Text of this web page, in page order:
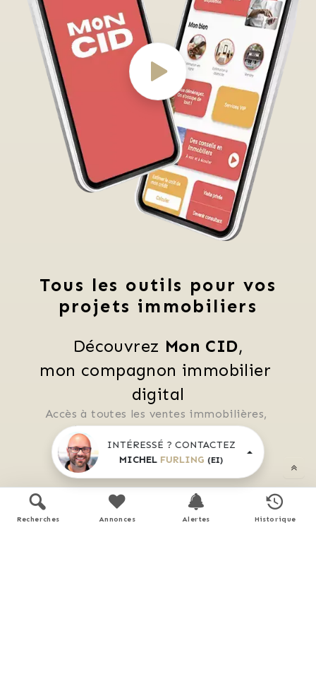
Tous les outils pour vos
projets immobiliers
Découvrez Mon CID,
mon compagnon immobilier
digital
Accès à toutes les ventes immobilières,
boussole à réalité augmentée,
tester le débit de votre futur achat,
calculatrice de mensualité, etc.
Application mobile disponible sur
INTÉRESSÉ ? CONTACTEZ
MICHEL FURLING (EI)
Recherches Annonces Alertes Historique